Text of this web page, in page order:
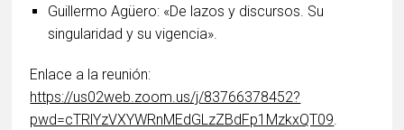
Guillermo Agüero: «De lazos y discursos. Su
singularidad y su vigencia».
Enlace a la reunión:
https://us02web.zoom.us/j/83766378452?
pwd=cTRlYzVXYWRnMEdGLzZBdFp1MzkxQT09.